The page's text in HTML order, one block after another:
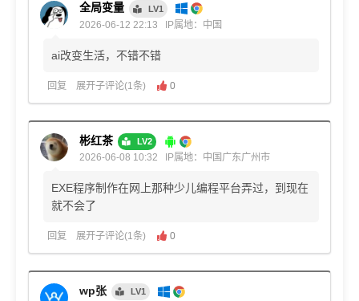
全局变量 LV1
2026-06-12 22:13 IP属地：中国
ai改变生活，不错不错
回复 展开子评论(1条) 0
彬红茶 LV2
2026-06-08 10:32 IP属地：中国广东广州市
EXE程序制作在网上那种少儿编程平台弄过，到现在
就不会了
回复 展开子评论(1条) 0
wp张 LV1